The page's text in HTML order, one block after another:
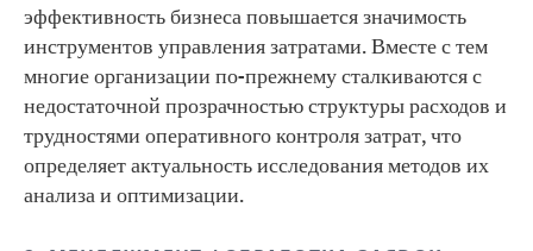
эффективность бизнеса повышается значимость
инструментов управления затратами. Вместе с тем
многие организации по-прежнему сталкиваются с
недостаточной прозрачностью структуры расходов и
трудностями оперативного контроля затрат, что
определяет актуальность исследования методов их
анализа и оптимизации.